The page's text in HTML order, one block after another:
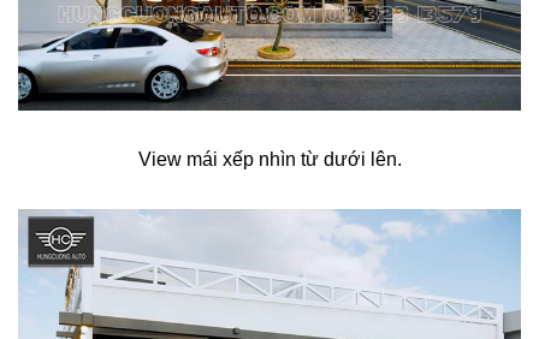
View mái xếp nhìn từ dưới lên.